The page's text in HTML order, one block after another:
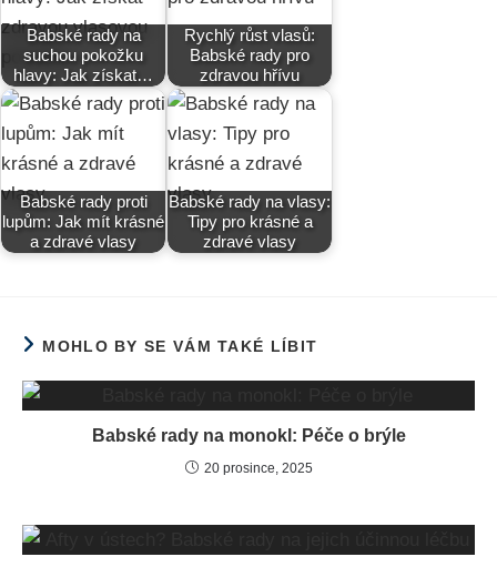
Babské rady na
suchou pokožku
hlavy: Jak získat…
Rychlý růst vlasů:
Babské rady pro
zdravou hřívu
Babské rady proti
lupům: Jak mít krásné
a zdravé vlasy
Babské rady na vlasy:
Tipy pro krásné a
zdravé vlasy
MOHLO BY SE VÁM TAKÉ LÍBIT
Babské rady na monokl: Péče o brýle
20 prosince, 2025